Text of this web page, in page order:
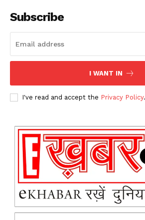
Subscribe
I WANT IN
I've read and accept the Privacy Policy.